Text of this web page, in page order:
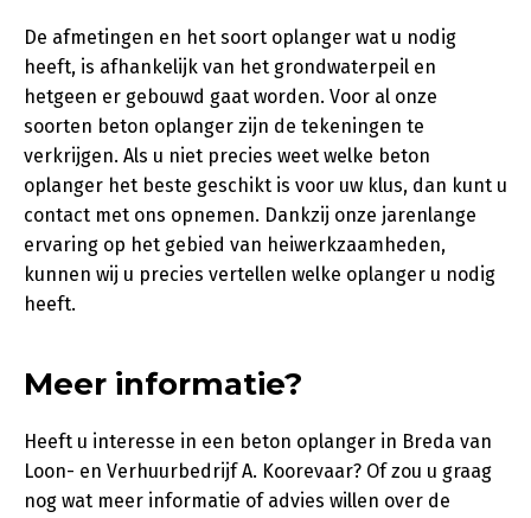
De afmetingen en het soort oplanger wat u nodig
heeft, is afhankelijk van het grondwaterpeil en
hetgeen er gebouwd gaat worden. Voor al onze
soorten beton oplanger zijn de tekeningen te
verkrijgen. Als u niet precies weet welke beton
oplanger het beste geschikt is voor uw klus, dan kunt u
contact met ons opnemen. Dankzij onze jarenlange
ervaring op het gebied van heiwerkzaamheden,
kunnen wij u precies vertellen welke oplanger u nodig
heeft.
Meer informatie?
Heeft u interesse in een beton oplanger in Breda van
Loon- en Verhuurbedrijf A. Koorevaar? Of zou u graag
nog wat meer informatie of advies willen over de